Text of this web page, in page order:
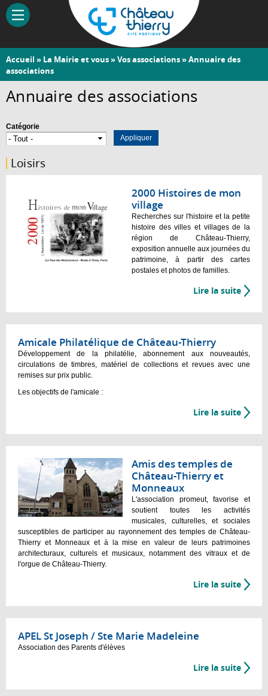
Aller
contenu
Château-
Thierry
Vous
êtes
ici
Accueil » La Mairie et vous»Vos associations» Annuaire des
associations
Annuaire des associations
Catégorie
Loisirs
2000 Histoires de mon
village
Recherches sur l'histoire et la petite
histoire des villes et villages de la
région de Château-Thierry,
exposition annuelle aux journées du
patrimoine, à partir des cartes
postales et photos de familles.
Lire la suite
Amicale Philatélique de Château-Thierry
Développement de la philatélie, abonnement aux nouveautés,
circulations de timbres, matériel de collections et revues avec une
remises sur prix public.
Les objectifs de l'amicale :
Lire la suite
Amis des temples de
Château-Thierry et
Monneaux
L'association promeut, favorise et
soutient toutes les activités
musicales, culturelles, et sociales
susceptibles de participer au rayonnement des temples de Château-
Thierry et Monneaux et à la mise en valeur de leurs patrimoines
architecturaux, culturels et musicaux, notamment des vitraux et de
l'orgue de Château-Thierry.
Lire la suite
APEL St Joseph / Ste Marie Madeleine
Association des Parents d'élèves
Lire la suite